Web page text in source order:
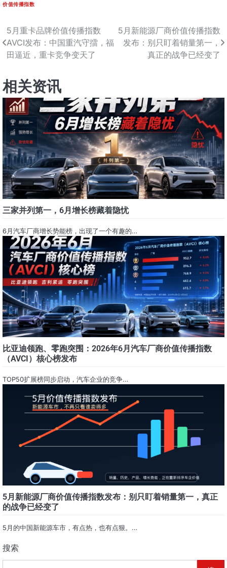
价值传播指数
文
章
航
5月重卡品牌价值传播指数
AVCI发布：中国重汽守擂，福
田逼近，重卡竞争变天了
5月新能源厂商价值传播指数
发布：别只盯着销量第一，
真正的战争已经变了
相关资讯
三家并列第一，6月增长榜藏着隐忧
6月汽车厂商增长势能榜，出现了一个有趣的…
比亚迪领跑、零跑突围：2026年6月汽车厂商价值传播指数
（AVCI）核心榜发布
TOP50扩展榜同步启动，汽车企业的竞争…
5月新能源厂商价值传播指数发布：别只盯着销量第一，真正
的战争已经变了
5月的中国新能源车市，有点热，也有点狠。…
搜索